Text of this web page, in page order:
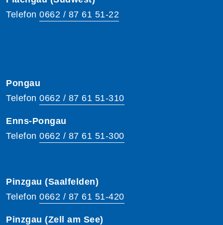
Telefon 0662 / 87 61 51-22
Pongau
Telefon 0662 / 87 61 51-310
Enns-Pongau
Telefon 0662 / 87 61 51-300
Pinzgau (Saalfelden)
Telefon 0662 / 87 61 51-420
Pinzgau (Zell am See)